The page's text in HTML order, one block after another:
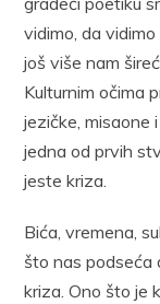
vidimo, da
još više nam
Kulturnim očima
jezičke, misaone
jedna od prvih
jeste kriza.
Bića, vremena,
što nas podseća
kriza. Ono što je